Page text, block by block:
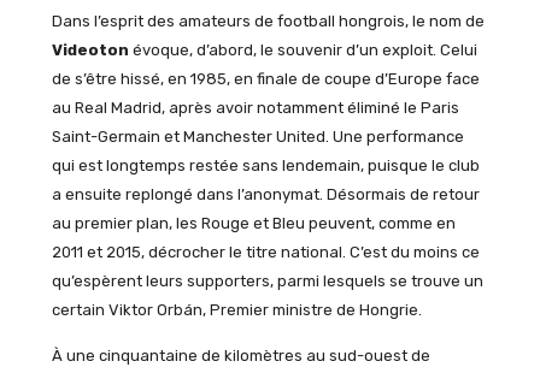
Dans l’esprit des amateurs de football hongrois, le nom de
Videoton évoque, d’abord, le souvenir d’un exploit. Celui
de s’être hissé, en 1985, en finale de coupe d’Europe face
au Real Madrid, après avoir notamment éliminé le Paris
Saint-Germain et Manchester United. Une performance
qui est longtemps restée sans lendemain, puisque le club
a ensuite replongé dans l’anonymat. Désormais de retour
au premier plan, les Rouge et Bleu peuvent, comme en
2011 et 2015, décrocher le titre national. C’est du moins ce
qu’espèrent leurs supporters, parmi lesquels se trouve un
certain Viktor Orbán, Premier ministre de Hongrie.
À une cinquantaine de kilomètres au sud-ouest de